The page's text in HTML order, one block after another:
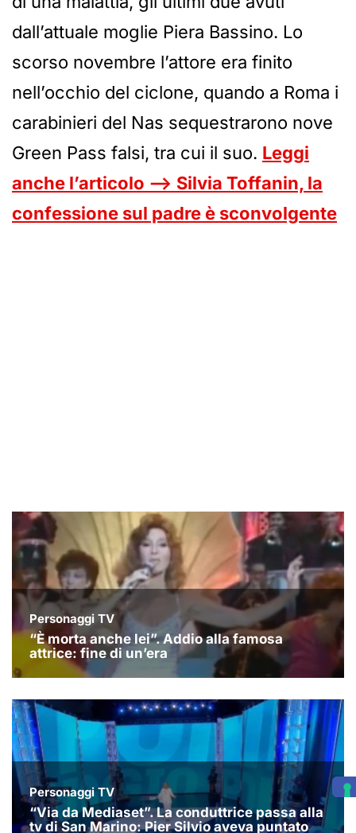
dall’attuale moglie Piera Bassino. Lo
scorso novembre l’attore era finito
nell’occhio del ciclone, quando a Roma i
carabinieri del Nas sequestrarono nove
Green Pass falsi, tra cui il suo. Leggi
anche l’articolo —> Silvia Toffanin, la
confessione sul padre è sconvolgente